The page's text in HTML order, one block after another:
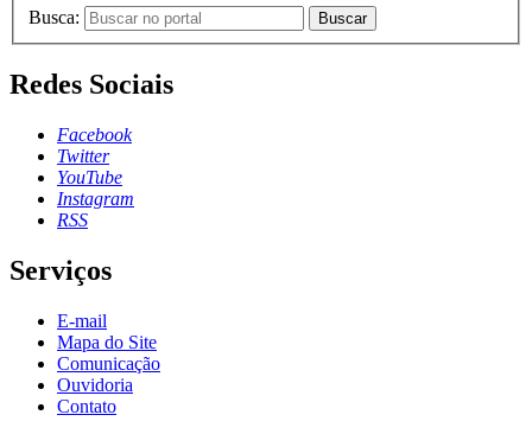
Busca: Buscar
Redes Sociais
Facebook
Twitter
YouTube
Instagram
RSS
Serviços
E-mail
Mapa do Site
Comunicação
Ouvidoria
Contato